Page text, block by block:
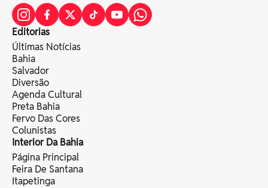
Editorias
Últimas Notícias
Bahia
Salvador
Diversão
Agenda Cultural
Preta Bahia
Fervo Das Cores
Colunistas
Interior Da Bahia
Página Principal
Feira De Santana
Itapetinga